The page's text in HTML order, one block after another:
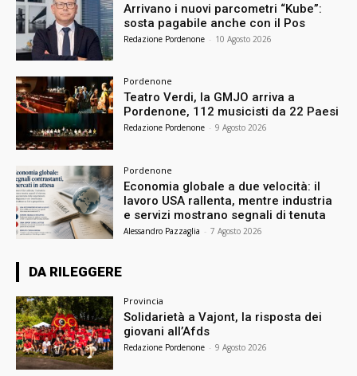
Arrivano i nuovi parcometri “Kube”:
sosta pagabile anche con il Pos
Redazione Pordenone - 10 Agosto 2026
Pordenone
Teatro Verdi, la GMJO arriva a
Pordenone, 112 musicisti da 22 Paesi
Redazione Pordenone - 9 Agosto 2026
Pordenone
Economia globale a due velocità: il
lavoro USA rallenta, mentre industria
e servizi mostrano segnali di tenuta
Alessandro Pazzaglia - 7 Agosto 2026
DA RILEGGERE
Provincia
Solidarietà a Vajont, la risposta dei
giovani all’Afds
Redazione Pordenone - 9 Agosto 2026